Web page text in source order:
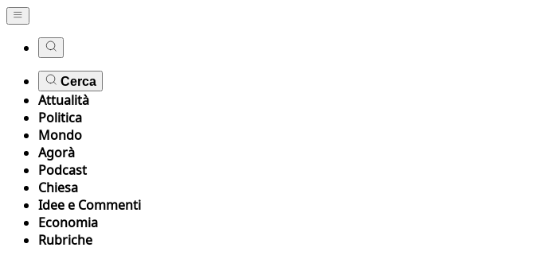
Cerca
Attualità
Politica
Mondo
Agorà
Podcast
Chiesa
Idee e Commenti
Economia
Rubriche